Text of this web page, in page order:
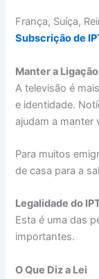
França, Suíça,
Subscrição de
Manter a
A televisão é
e identidade.
ajudam a manter
Para muitos
de casa para a
Legalidade do
Esta é uma das
importantes.
O Que Diz a Lei